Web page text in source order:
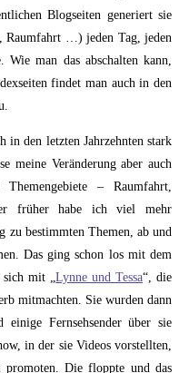
Blogseiten generiert sie
Raumfahrt …) jeden Tag, jeden
man das abschalten kann,
findet man auch in den
in den letzten Jahrzehnten stark
meine Veränderung aber auch
– Raumfahrt,
früher habe ich viel mehr
zu bestimmten Themen, ab und
Das ging schon los mit dem
sich mit „Lynne und Tessa“, die
mitmachten. Sie wurden dann
Fernsehsender über sie
in der sie Videos vorstellten,
Die floppte und das